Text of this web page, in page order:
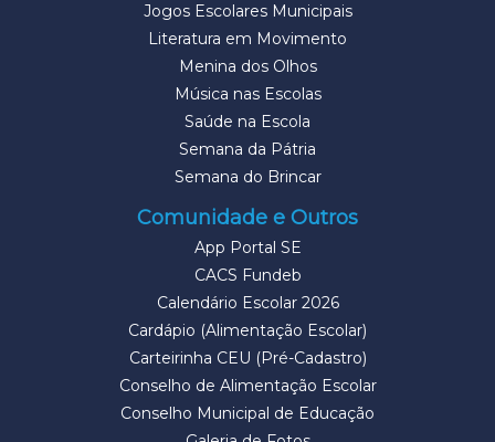
Jogos Escolares Municipais
Literatura em Movimento
Menina dos Olhos
Música nas Escolas
Saúde na Escola
Semana da Pátria
Semana do Brincar
Comunidade e Outros
App Portal SE
CACS Fundeb
Calendário Escolar 2026
Cardápio (Alimentação Escolar)
Carteirinha CEU (Pré-Cadastro)
Conselho de Alimentação Escolar
Conselho Municipal de Educação